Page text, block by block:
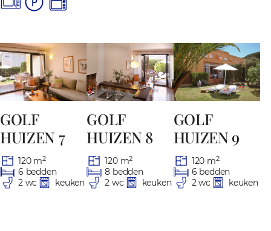
GOLF
HUIZEN 7
120 m2
6 bedden
2 wc
keuken
GOLF
HUIZEN 8
120 m2
8 bedden
2 wc
keuken
GOLF
HUIZEN 9
120 m2
6 bedden
2 wc
keuken